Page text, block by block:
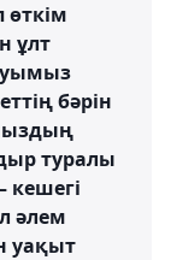
өткім
ұлт
бәрін
туралы
кешегі
әлем
уақыт